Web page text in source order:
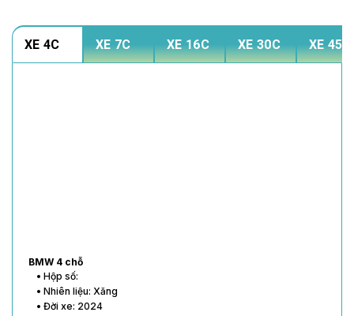
XE 4C XE 7C XE 16C XE 30C XE 45C
BMW 4 chỗ
• Hộp số:
• Nhiên liệu: Xăng
• Đời xe: 2024